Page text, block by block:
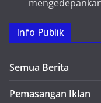
Info Publik
Semua Berita
Pemasangan Iklan